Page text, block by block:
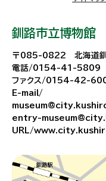
釧路市立博物館
〒085-0822 北海道釧
電話/0154-41-5809
ファクス/0154-42-
E-mail/
entry-
URL/